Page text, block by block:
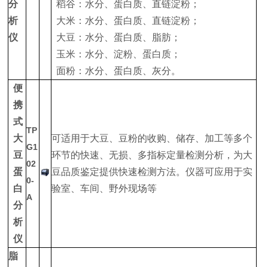
分
析
仪
稻谷：水分、蛋白质、直链淀粉；
大米：水分、蛋白质、直链淀粉；
大豆：水分、蛋白质、脂肪；
玉米：水分、淀粉、蛋白质；
面粉：水分、蛋白质、灰分。
便
携
式
大
豆
蛋
白
分
析
仪
TP
G1
02
0-
A
可适用于大豆、豆粉的收购、储存、加工等多个
环节的快速、无损、多指标定量检测分析，为大
豆品质鉴定提供快速检测方法。仪器可应用于实
验室、车间、野外现场等
脂